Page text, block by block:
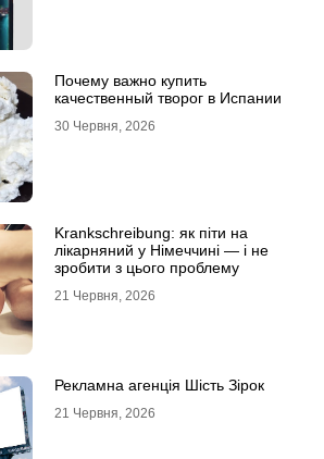
Почему важно купить
качественный творог в Испании
30 Червня, 2026
Krankschreibung: як піти на
лікарняний у Німеччині — і не
зробити з цього проблему
21 Червня, 2026
Рекламна агенція Шість Зірок
21 Червня, 2026